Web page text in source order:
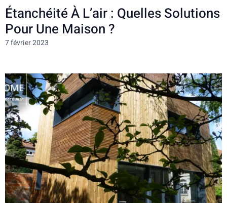
Étanchéité À L’air : Quelles Solutions
Pour Une Maison ?
7 février 2023